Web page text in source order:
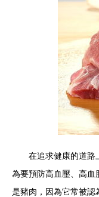
在追求健康的道路
為要預防高血壓、高血
是豬肉，因為它常被認